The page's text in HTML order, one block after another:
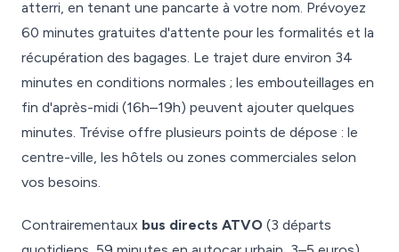
atterri, en tenant une pancarte à votre nom. Prévoyez
60 minutes gratuites d'attente pour les formalités et la
récupération des bagages. Le trajet dure environ 34
minutes en conditions normales ; les embouteillages en
fin d'après-midi (16h–19h) peuvent ajouter quelques
minutes. Trévise offre plusieurs points de dépose : le
centre-ville, les hôtels ou zones commerciales selon
vos besoins.
Contrairementaux bus directs ATVO (3 départs